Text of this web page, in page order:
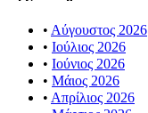
• Αύγουστος 2026
• Ιούλιος 2026
• Ιούνιος 2026
• Μάιος 2026
• Απρίλιος 2026